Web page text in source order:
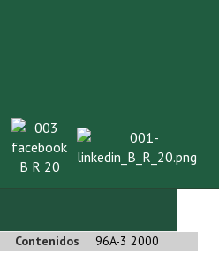
Contenidos 96A-3 2000